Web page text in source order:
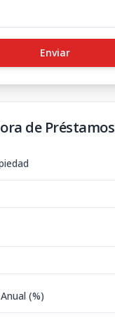
Enviar
de Préstamos
(%)